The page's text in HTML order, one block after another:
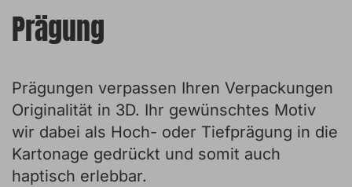
Prägung
Prägungen verpassen Ihren Verpackungen
Originalität in 3D. Ihr gewünschtes Motiv
wir dabei als Hoch- oder Tiefprägung in die
Kartonage gedrückt und somit auch
haptisch erlebbar.